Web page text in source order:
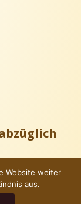
Website weiter
aus.